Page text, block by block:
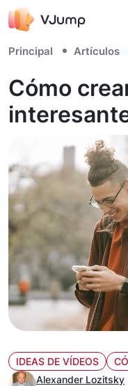
Principal Artículos
Cómo
IDEAS DE VÍDEOS
Alexander Lozitsky